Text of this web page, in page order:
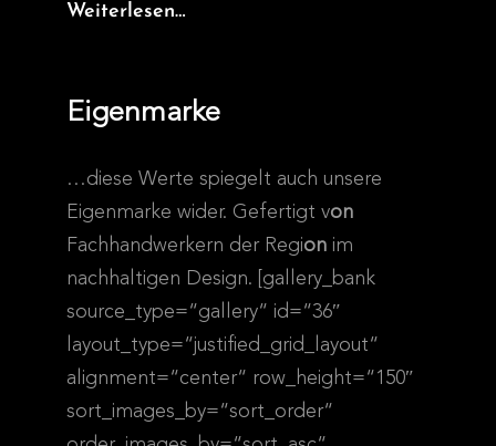
Weiterlesen…
Eigenmarke
…diese Werte spiegelt auch unsere
Eigenmarke wider. Gefertigt von
Fachhandwerkern der Region im
nachhaltigen Design. [gallery_bank
source_type=“gallery“ id=“36″
layout_type=“justified_grid_layout“
alignment=“center“ row_height=“150″
sort_images_by=“sort_order“